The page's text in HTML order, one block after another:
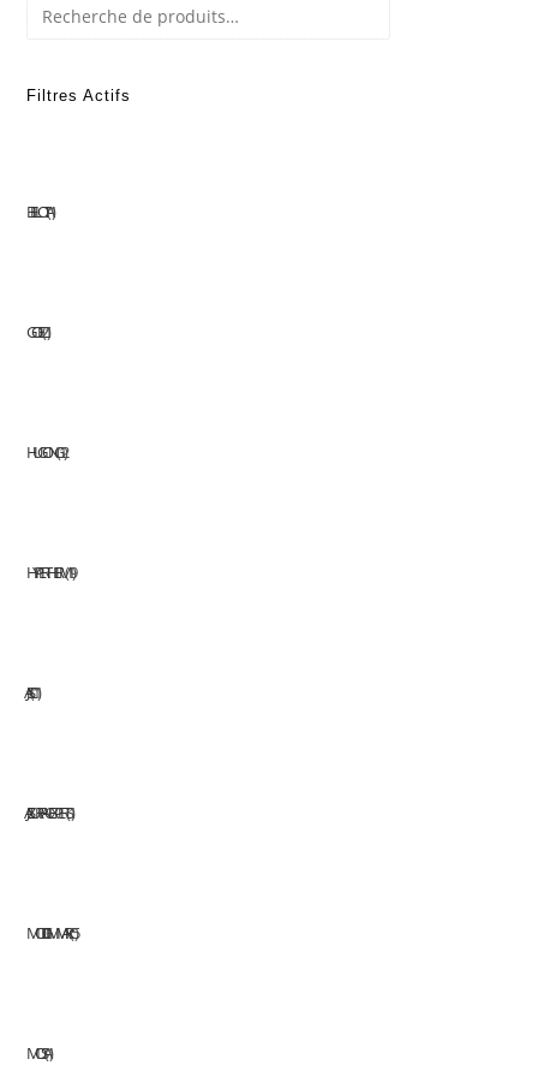
Filtres Actifs
BELLOTA1
GOELZ1
HUGONG12
HYPERTHERM19
JASIC11
JAZ SURFACE EXPERTS1
MODI GMM ARC5
MOSA1